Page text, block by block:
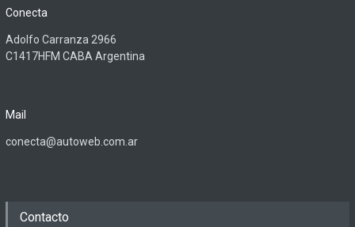
Conecta
Adolfo Carranza 2966
C1417HFM CABA Argentina
Mail
conecta@autoweb.com.ar
Contacto